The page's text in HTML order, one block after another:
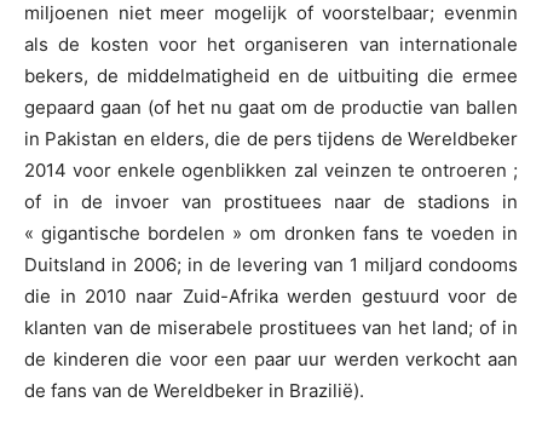
miljoenen niet meer mogelijk of voorstelbaar; evenmin
als de kosten voor het organiseren van internationale
bekers, de middelmatigheid en de uitbuiting die ermee
gepaard gaan (of het nu gaat om de productie van ballen
in Pakistan en elders, die de pers tijdens de Wereldbeker
2014 voor enkele ogenblikken zal veinzen te ontroeren ;
of in de invoer van prostituees naar de stadions in
« gigantische bordelen » om dronken fans te voeden in
Duitsland in 2006; in de levering van 1 miljard condooms
die in 2010 naar Zuid-Afrika werden gestuurd voor de
klanten van de miserabele prostituees van het land; of in
de kinderen die voor een paar uur werden verkocht aan
de fans van de Wereldbeker in Brazilië).